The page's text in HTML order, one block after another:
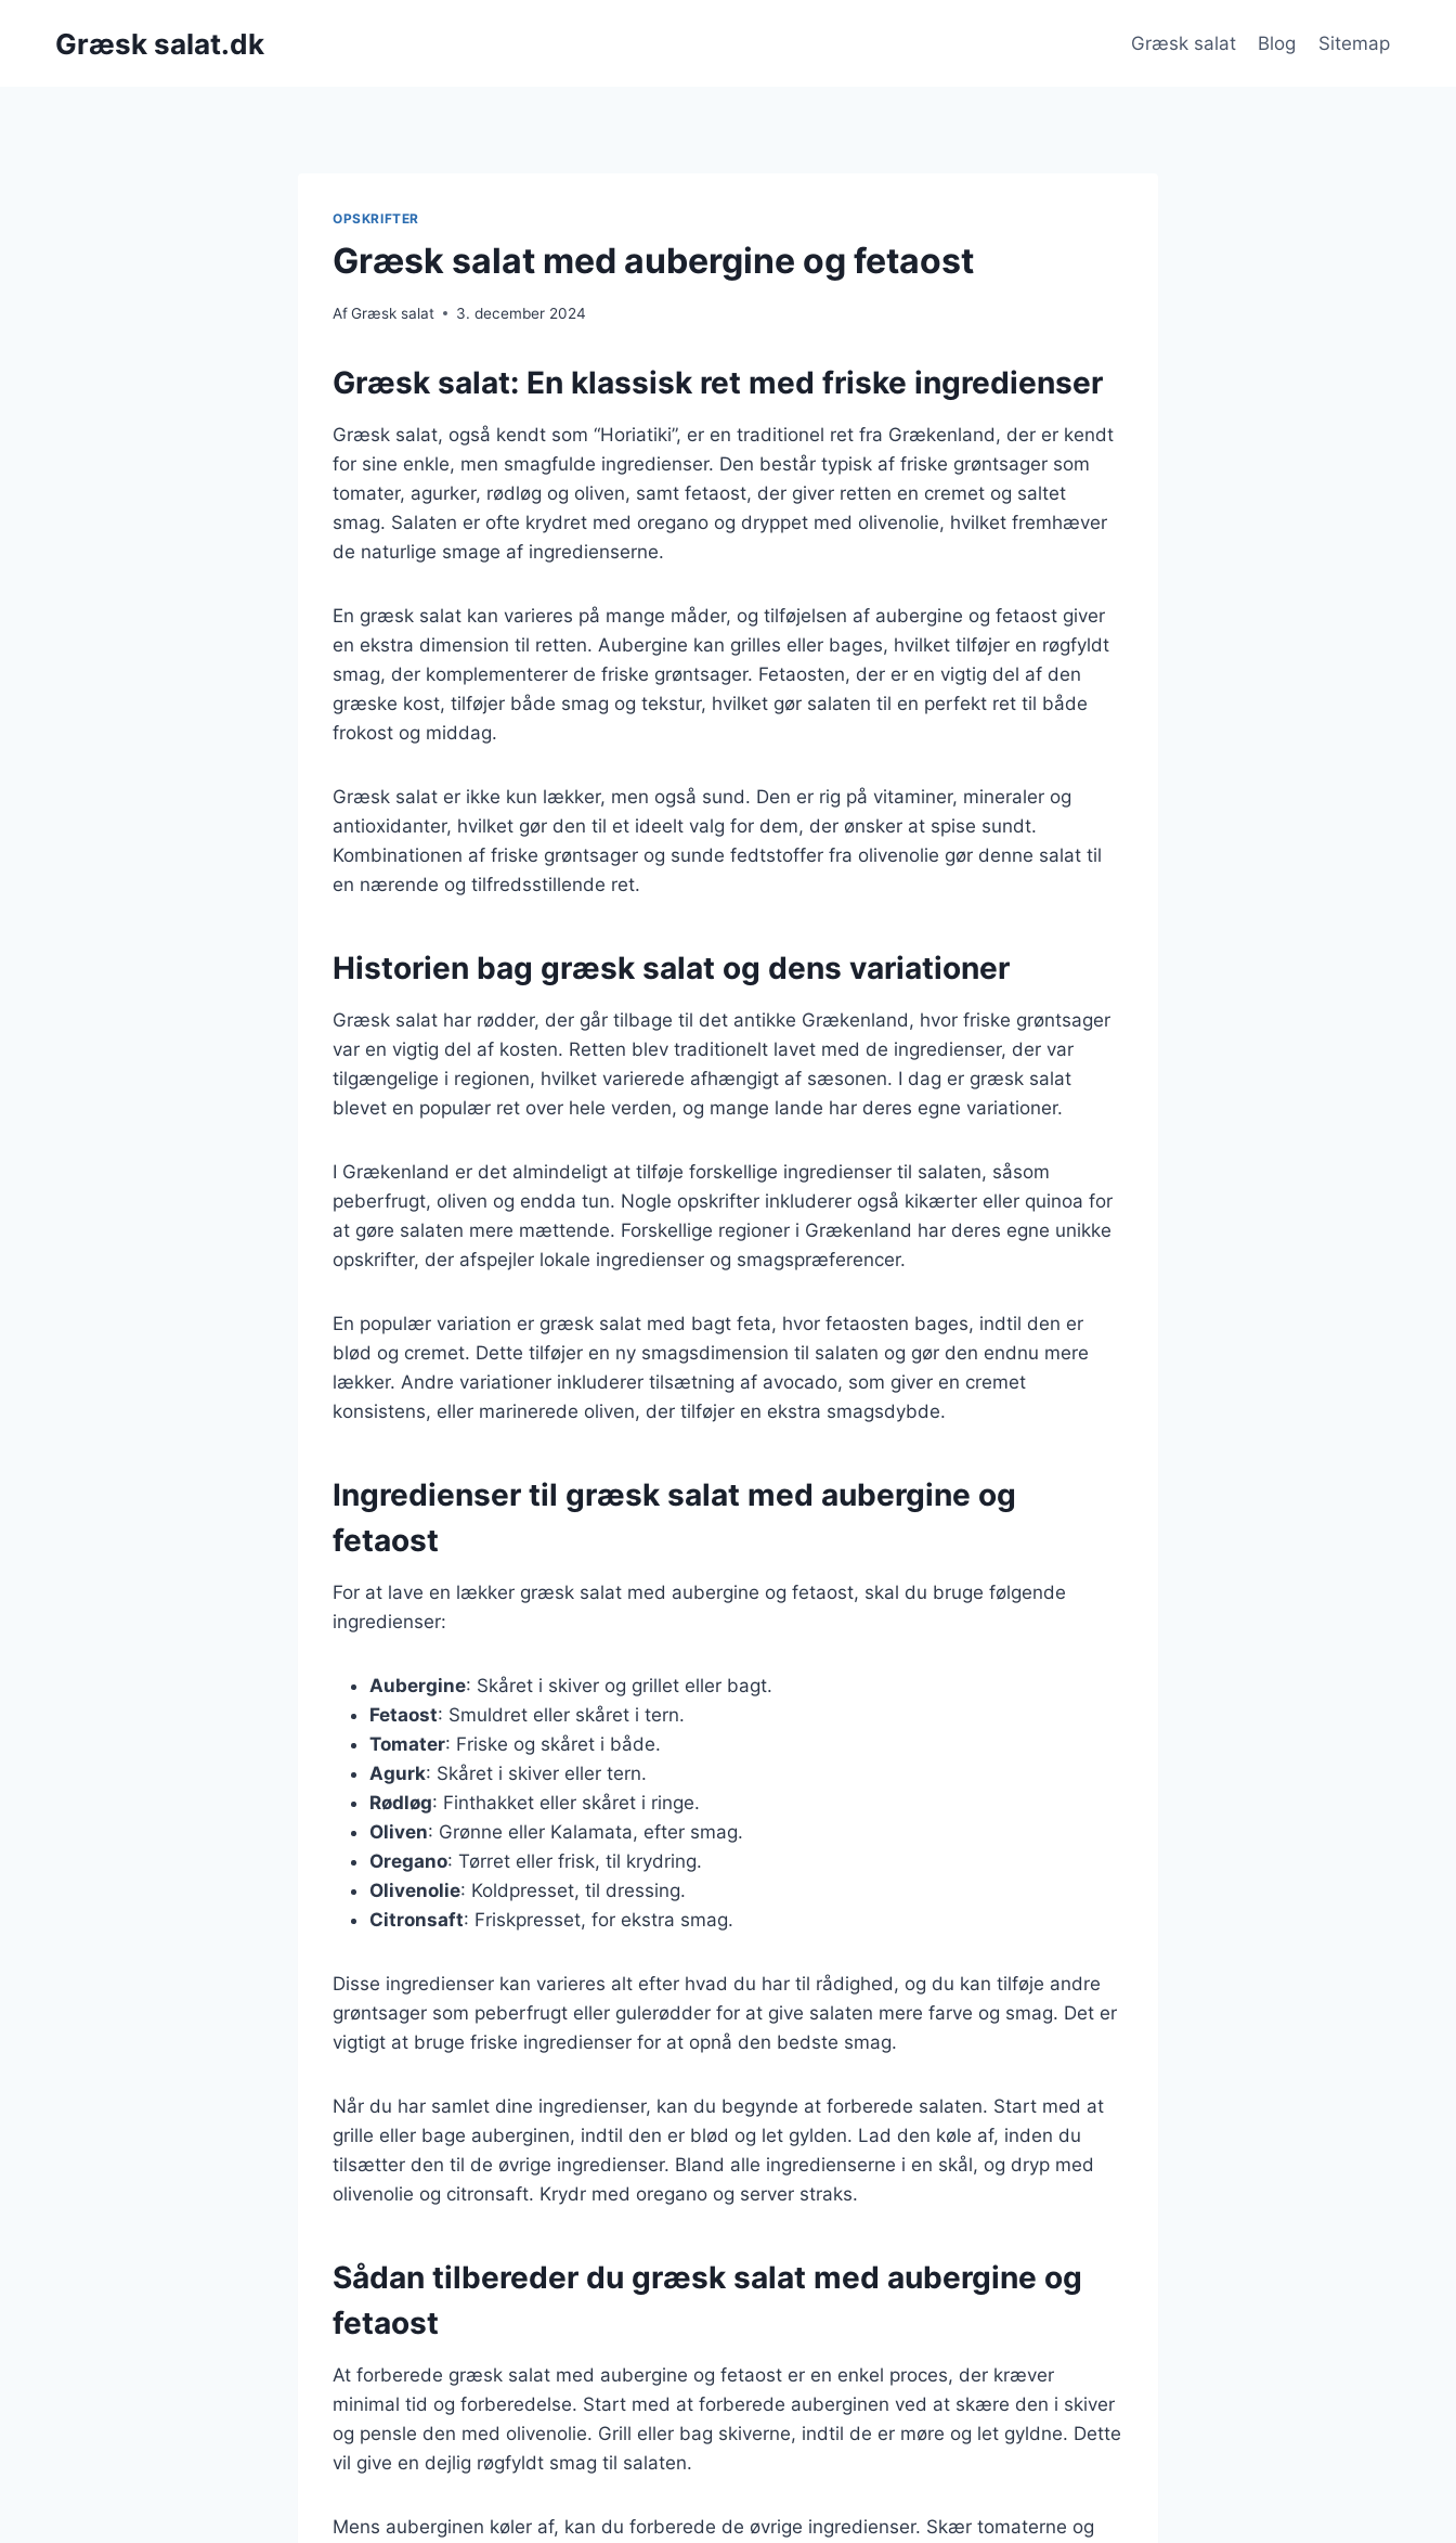
Græsk salat.dk Græsk salat Blog Sitemap
OPSKRIFTER
Græsk salat med aubergine og fetaost
AfGræsk salat 3. december 2024
Græsk salat: En klassisk ret med friske ingredienser
Græsk salat, også kendt som “Horiatiki”, er en traditionel ret fra Grækenland, der er kendt
for sine enkle, men smagfulde ingredienser. Den består typisk af friske grøntsager som
tomater, agurker, rødløg og oliven, samt fetaost, der giver retten en cremet og saltet
smag. Salaten er ofte krydret med oregano og dryppet med olivenolie, hvilket fremhæver
de naturlige smage af ingredienserne.
En græsk salat kan varieres på mange måder, og tilføjelsen af aubergine og fetaost giver
en ekstra dimension til retten. Aubergine kan grilles eller bages, hvilket tilføjer en røgfyldt
smag, der komplementerer de friske grøntsager. Fetaosten, der er en vigtig del af den
græske kost, tilføjer både smag og tekstur, hvilket gør salaten til en perfekt ret til både
frokost og middag.
Græsk salat er ikke kun lækker, men også sund. Den er rig på vitaminer, mineraler og
antioxidanter, hvilket gør den til et ideelt valg for dem, der ønsker at spise sundt.
Kombinationen af friske grøntsager og sunde fedtstoffer fra olivenolie gør denne salat til
en nærende og tilfredsstillende ret.
Historien bag græsk salat og dens variationer
Græsk salat har rødder, der går tilbage til det antikke Grækenland, hvor friske grøntsager
var en vigtig del af kosten. Retten blev traditionelt lavet med de ingredienser, der var
tilgængelige i regionen, hvilket varierede afhængigt af sæsonen. I dag er græsk salat
blevet en populær ret over hele verden, og mange lande har deres egne variationer.
I Grækenland er det almindeligt at tilføje forskellige ingredienser til salaten, såsom
peberfrugt, oliven og endda tun. Nogle opskrifter inkluderer også kikærter eller quinoa for
at gøre salaten mere mættende. Forskellige regioner i Grækenland har deres egne unikke
opskrifter, der afspejler lokale ingredienser og smagspræferencer.
En populær variation er græsk salat med bagt feta, hvor fetaosten bages, indtil den er
blød og cremet. Dette tilføjer en ny smagsdimension til salaten og gør den endnu mere
lækker. Andre variationer inkluderer tilsætning af avocado, som giver en cremet
konsistens, eller marinerede oliven, der tilføjer en ekstra smagsdybde.
Ingredienser til græsk salat med aubergine og
fetaost
For at lave en lækker græsk salat med aubergine og fetaost, skal du bruge følgende
ingredienser:
Aubergine: Skåret i skiver og grillet eller bagt.
Fetaost: Smuldret eller skåret i tern.
Tomater: Friske og skåret i både.
Agurk: Skåret i skiver eller tern.
Rødløg: Finthakket eller skåret i ringe.
Oliven: Grønne eller Kalamata, efter smag.
Oregano: Tørret eller frisk, til krydring.
Olivenolie: Koldpresset, til dressing.
Citronsaft: Friskpresset, for ekstra smag.
Disse ingredienser kan varieres alt efter hvad du har til rådighed, og du kan tilføje andre
grøntsager som peberfrugt eller gulerødder for at give salaten mere farve og smag. Det er
vigtigt at bruge friske ingredienser for at opnå den bedste smag.
Når du har samlet dine ingredienser, kan du begynde at forberede salaten. Start med at
grille eller bage auberginen, indtil den er blød og let gylden. Lad den køle af, inden du
tilsætter den til de øvrige ingredienser. Bland alle ingredienserne i en skål, og dryp med
olivenolie og citronsaft. Krydr med oregano og server straks.
Sådan tilbereder du græsk salat med aubergine og
fetaost
At forberede græsk salat med aubergine og fetaost er en enkel proces, der kræver
minimal tid og forberedelse. Start med at forberede auberginen ved at skære den i skiver
og pensle den med olivenolie. Grill eller bag skiverne, indtil de er møre og let gyldne. Dette
vil give en dejlig røgfyldt smag til salaten.
Mens auberginen køler af, kan du forberede de øvrige ingredienser. Skær tomaterne og